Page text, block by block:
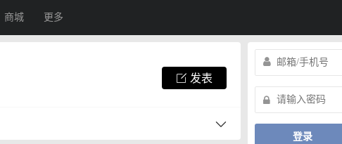
商城 更多
发表
登录